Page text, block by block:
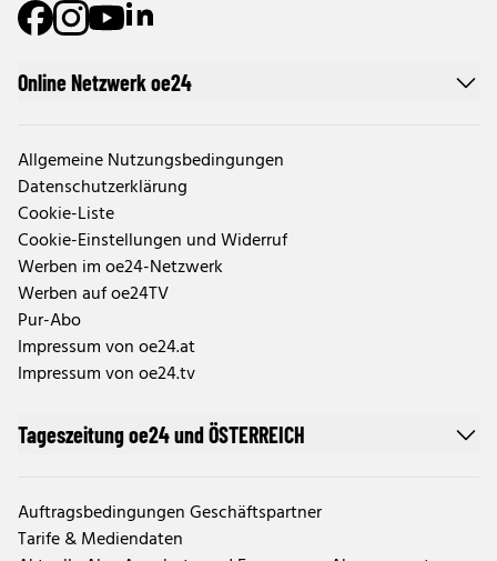
Online Netzwerk oe24
Allgemeine Nutzungsbedingungen
Datenschutzerklärung
Cookie-Liste
Cookie-Einstellungen und Widerruf
Werben im oe24-Netzwerk
Werben auf oe24TV
Pur-Abo
Impressum von oe24.at
Impressum von oe24.tv
Tageszeitung oe24 und ÖSTERREICH
Auftragsbedingungen Geschäftspartner
Tarife & Mediendaten